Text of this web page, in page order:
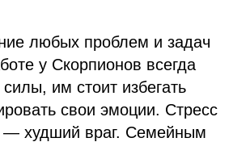
любых проблем и задач
у Скорпионов всегда
им стоит избегать
свои эмоции. Стресс
— худший враг. Семейным